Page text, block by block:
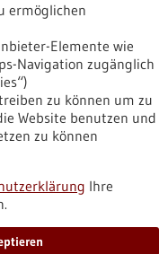
ermöglichen
Elemente wie
Navigation zugänglich
zu können um zu
Website benutzen und
zu können
Ihre